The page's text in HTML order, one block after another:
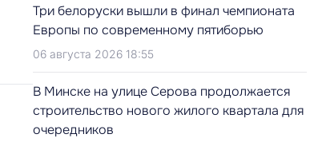
Три белоруски вышли в финал чемпионата
Европы по современному пятиборью
06 августа 2026 18:55
В Минске на улице Серова продолжается
строительство нового жилого квартала для
очередников